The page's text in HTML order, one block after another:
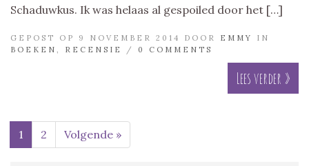
Schaduwkus. Ik was helaas al gespoiled door het […]
GEPOST OP 9 NOVEMBER 2014 DOOR EMMY
IN
BOEKEN
RECENSIE / 0 COMMENTS
Lees verder »
1 2 Volgende »